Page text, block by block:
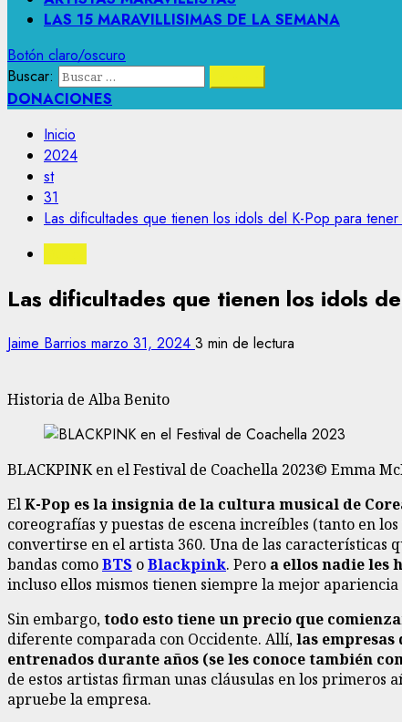
LAS 15 MARAVILLISIMAS DE LA SEMANA
Botón claro/oscuro
Buscar:
DONACIONES
Inicio
2024
st
31
Las dificultades que tienen los idols del K-Pop para tener
Las dificultades que tienen los idols
Jaime Barrios marzo 31, 2024 3 min de lectura
Historia de Alba Benito
BLACKPINK en el Festival de Coachella 2023© Emma
ElK-Pop es la insignia de la cultura musical de
coreografías y puestas de escena increíbles (tanto en
convertirse en el artista 360. Una de las
bandas comoBTS oBlackpink. Pero a ellos nadie les
incluso ellos mismos tienen siempre la mejor apariencia
Sin embargo,todo esto tiene un precio que
diferente comparada con Occidente. Allí,las empresas
entrenados durante años (se les conoce también
de estos artistas firman unas cláusulas en los primeros
apruebe la empresa.